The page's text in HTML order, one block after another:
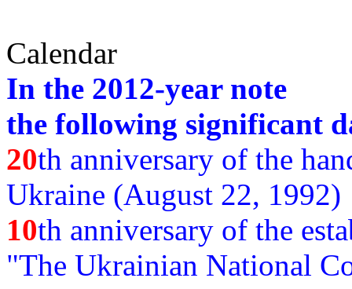
Calendar
In the 2012-year note
the following significant
20th anniversary of the
Ukraine (August 22, 1992)
10th anniversary of the
"The Ukrainian National